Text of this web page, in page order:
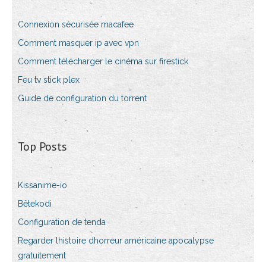
Connexion sécurisée macafee
Comment masquer ip avec vpn
Comment télécharger le cinéma sur firestick
Feu tv stick plex
Guide de configuration du torrent
Top Posts
Kissanime-io
Bêtekodi
Configuration de tenda
Regarder lhistoire dhorreur américaine apocalypse
gratuitement